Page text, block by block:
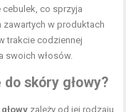
cebulek, co sprzyja
zawartych w produktach
trakcie codziennej
swoich włosów.
skóry głowy?
zależy od jej rodzaju